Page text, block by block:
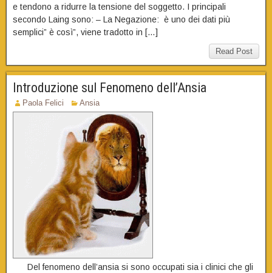
e tendono a ridurre la tensione del soggetto. I principali
secondo Laing sono: – La Negazione: è uno dei dati più
semplici” è così”, viene tradotto in […]
Read Post
Introduzione sul Fenomeno dell’Ansia
Paola Felici Ansia
Del fenomeno dell’ansia si sono occupati sia i clinici che gli